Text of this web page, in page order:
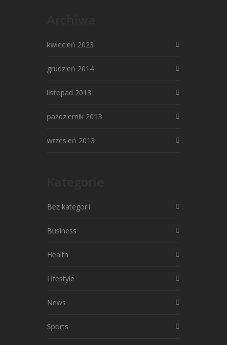
kwiecień 2023
grudzień 2014
listopad 2013
październik 2013
wrzesień 2013
Bez kategorii
Business
Health
Lifestyle
News
Sports